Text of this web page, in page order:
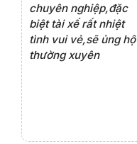
chuyên nghiệp,đặc
biệt tài xế rất nhiệt
tình vui vẻ,sẽ ủng hộ
thường xuyên